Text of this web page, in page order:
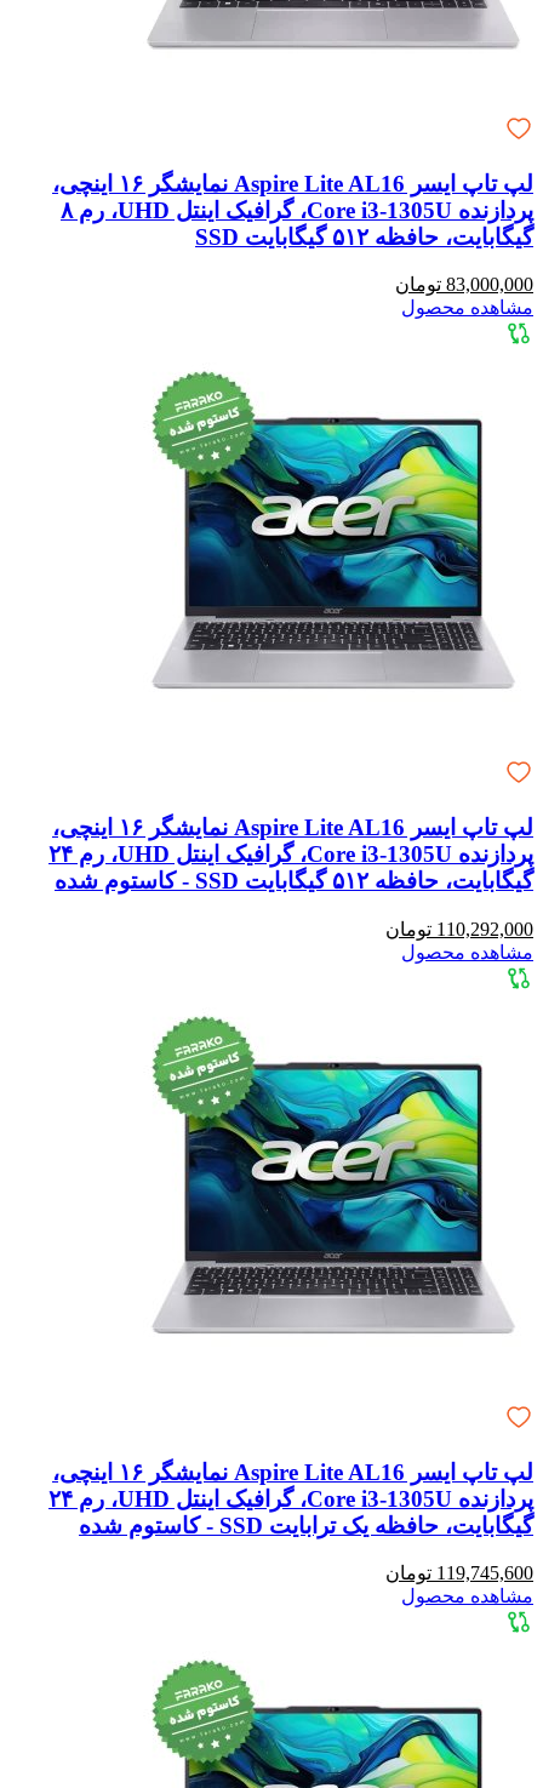
لپ تاپ ایسر Aspire Lite AL16 نمایشگر ۱۶ اینچی،
پردازنده Core i3-1305U، گرافیک اینتل UHD، رم ۸
گیگابایت، حافظه ۵۱۲ گیگابایت SSD
83,000,000 تومان
مشاهده محصول
لپ تاپ ایسر Aspire Lite AL16 نمایشگر ۱۶ اینچی،
پردازنده Core i3-1305U، گرافیک اینتل UHD، رم ۲۴
گیگابایت، حافظه ۵۱۲ گیگابایت SSD - کاستوم شده
110,292,000 تومان
مشاهده محصول
لپ تاپ ایسر Aspire Lite AL16 نمایشگر ۱۶ اینچی،
پردازنده Core i3-1305U، گرافیک اینتل UHD، رم ۲۴
گیگابایت، حافظه یک ترابایت SSD - کاستوم شده
119,745,600 تومان
مشاهده محصول